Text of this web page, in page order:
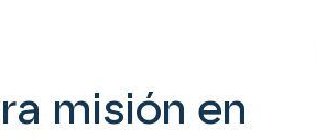
misión en